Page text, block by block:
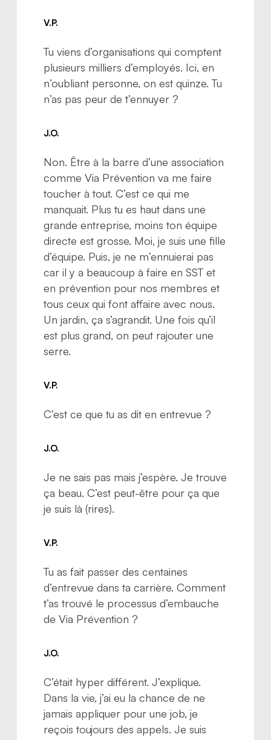
V.P.
Tu viens d’organisations qui comptent
plusieurs milliers d’employés. Ici, en
n’oubliant personne, on est quinze. Tu
n’as pas peur de t’ennuyer ?
J.O.
Non. Être à la barre d’une association
comme Via Prévention va me faire
toucher à tout. C’est ce qui me
manquait. Plus tu es haut dans une
grande entreprise, moins ton équipe
directe est grosse. Moi, je suis une fille
d’équipe. Puis, je ne m’ennuierai pas
car il y a beaucoup à faire en SST et
en prévention pour nos membres et
tous ceux qui font affaire avec nous.
Un jardin, ça s’agrandit. Une fois qu’il
est plus grand, on peut rajouter une
serre.
V.P.
C’est ce que tu as dit en entrevue ?
J.O.
Je ne sais pas mais j’espère. Je trouve
ça beau. C’est peut-être pour ça que
je suis là (rires).
V.P.
Tu as fait passer des centaines
d’entrevue dans ta carrière. Comment
t’as trouvé le processus d’embauche
de Via Prévention ?
J.O.
C’était hyper différent. J’explique.
Dans la vie, j’ai eu la chance de ne
jamais appliquer pour une job, je
reçois toujours des appels. Je suis